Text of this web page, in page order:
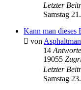
Letzter
Samstag
Kann man dieses
von
14
19055
Letzter
Samstag